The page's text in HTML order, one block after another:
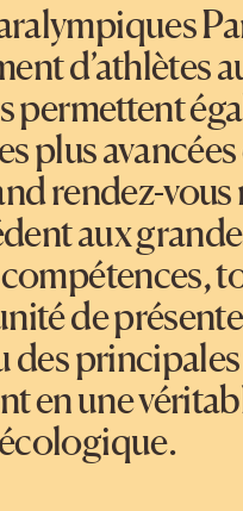
d’athlètes
permettent
plus
rendez-
aux
de
des
en une